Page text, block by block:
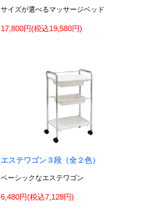
サイズが選べるマッサージベッド
17,800円(税込19,580円)
エステワゴン３段（全２色）
ベーシックなエステワゴン
6,480円(税込7,128円)